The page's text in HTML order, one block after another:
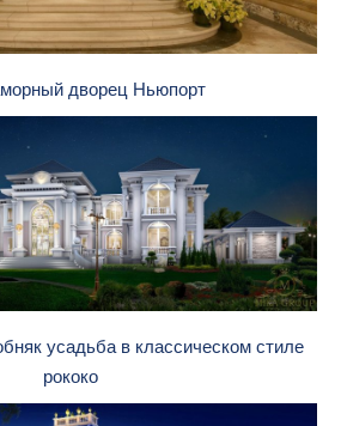
дворец Ньюпорт
усадьба в классическом стиле
рококо